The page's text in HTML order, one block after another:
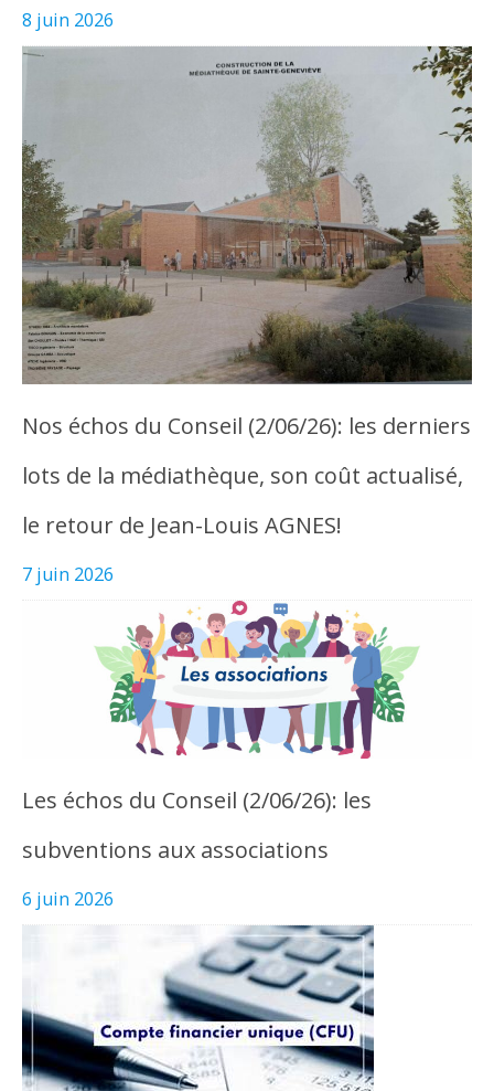
8 juin 2026
Nos échos du Conseil (2/06/26): les derniers
lots de la médiathèque, son coût actualisé,
le retour de Jean-Louis AGNES!
7 juin 2026
Les échos du Conseil (2/06/26): les
subventions aux associations
6 juin 2026